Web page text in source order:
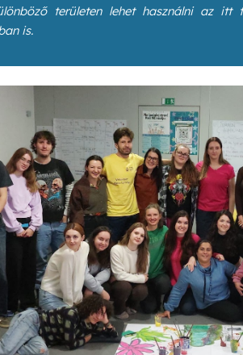
területen lehet használni az itt
is.